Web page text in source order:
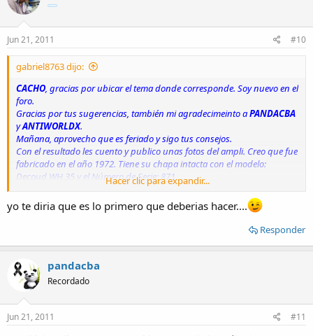
Jun 21, 2011 #10
gabriel8763 dijo:
CACHO, gracias por ubicar el tema donde corresponde. Soy nuevo en el
foro.
Gracias por tus sugerencias, también mi agradecimeinto aPANDACBA
yANTIWORLDX.
Mañana, aprovecho que es feriado y sigo tus consejos.
Con el resultado les cuento y publico unas fotos del ampli. Creo que fue
fabricado en el año 1972. Tiene su chapa intacta con el modelo:
Decoud WH 35 y el Número de Serie: 871.
Está de película y suena de primera.
Hasta mañana, y gracias nuevamente a todos. Gabriel.
Amigos, limpié los 9 contactos del zócalo e intenté "cerrarlos" para
zócalo. Resultado: El problema sigue, empujando la válvula
desaparece el problema. Pienso que debe haber un problema en el
zócalo. Creo que ya no queda otra opción que cambiarlo. ¿Opinan
lo mismo? Gracias y saludos, Gabriel.
Hacer clic para expandir...
yo te diria que es lo primero que deberias hacer....
Responder
pandacba
Recordado
Jun 21, 2011 #11